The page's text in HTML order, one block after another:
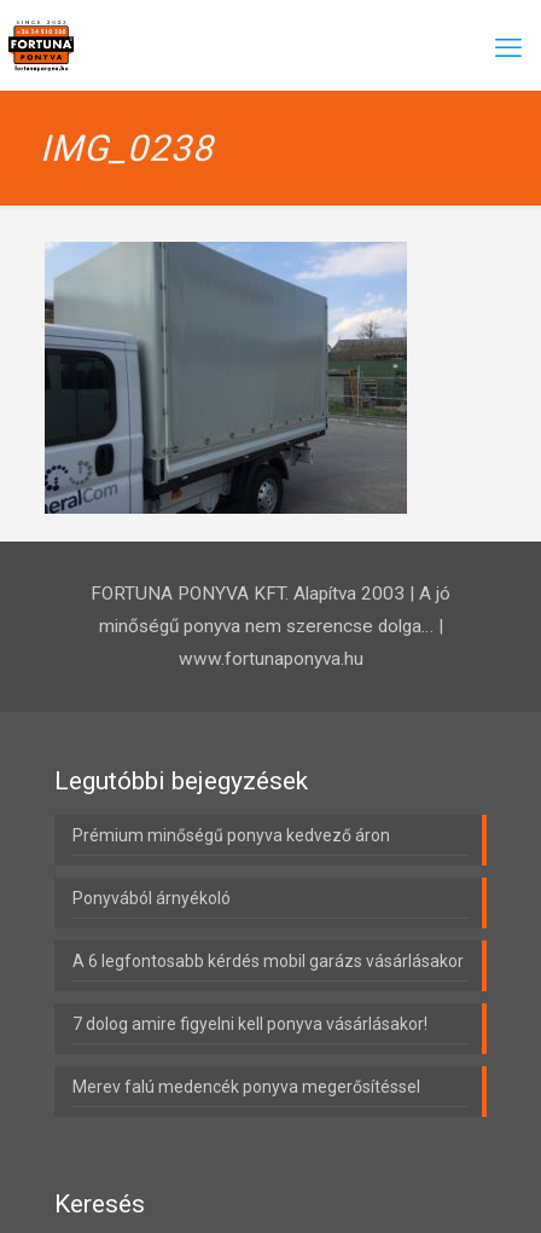
IMG_0238
FORTUNA PONYVA KFT. Alapítva 2003 | A jó
minőségű ponyva nem szerencse dolga… |
www.fortunaponyva.hu
Legutóbbi bejegyzések
Prémium minőségű ponyva kedvező áron
Ponyvából árnyékoló
A 6 legfontosabb kérdés mobil garázs vásárlásakor
7 dolog amire figyelni kell ponyva vásárlásakor!
Merev falú medencék ponyva megerősítéssel
Keresés